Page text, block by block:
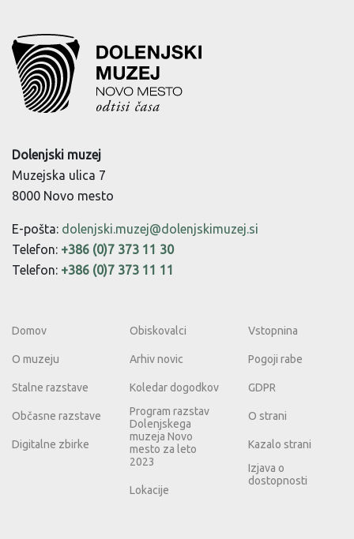
Dolenjski muzej
Muzejska ulica 7
8000 Novo mesto
E-pošta: dolenjski.muzej@dolenjskimuzej.si
Telefon: +386 (0)7 373 11 30
Telefon: +386 (0)7 373 11 11
Domov
O muzeju
Stalne razstave
Občasne razstave
Digitalne zbirke
Obiskovalci
Arhiv novic
Koledar dogodkov
Program razstav
Dolenjskega
muzeja Novo
mesto za leto
2023
Lokacije
Vstopnina
Pogoji rabe
GDPR
O strani
Kazalo strani
Izjava o
dostopnosti